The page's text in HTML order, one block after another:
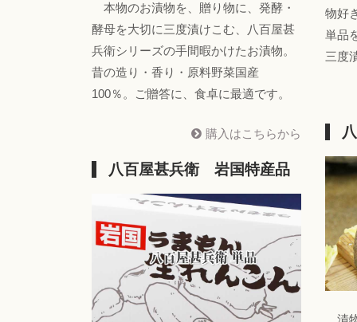
本物のお漬物を、贈り物に、発酵・
酵母を大切に三度漬けこむ、八百屋甚
兵衛シリーズの手間暇かけたお漬物。
昔の造り・香り・原料野菜国産
100％。ご贈答に、食卓に最適です。
購入はこちらから
八百屋甚兵衛 岩国特産品
物好
単品
三度